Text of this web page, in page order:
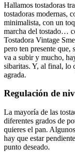
Hallamos tostadoras
tostadoras modernas,
minimalista, con un
marcha del tostado…
Tostadora Vintage
pero ten presente
va a subir y mucho,
sibaritas. Y, al final, lo
agrada.
Regulación de
La mayoría de las
diferentes grados de
quieres el pan.
hay que estar
punto deseado.